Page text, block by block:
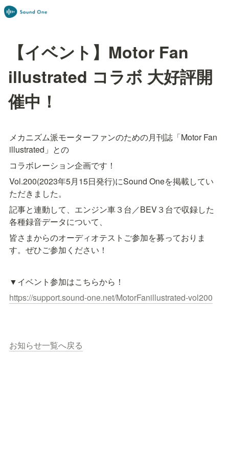
【イベント】Motor Fan
illustrated コラボ 大好評開
催中！
メカニズム派モーターファンのための月刊誌「Motor Fan
illustrated」との
コラボレーション企画です！
Vol.200(2023年5月15日発行)にSound Oneを掲載してい
ただきました。
記事と連動して、エンジン車３台／BEV３台で収録した
各種録音データについて、
皆さまからのオーディオテストご参加を募っておりま
す。ぜひご参加ください！
▼イベント参加はこちらから！
https://support.sound-one.net/MotorFanillustrated-vol200
お知らせ一覧へ戻る